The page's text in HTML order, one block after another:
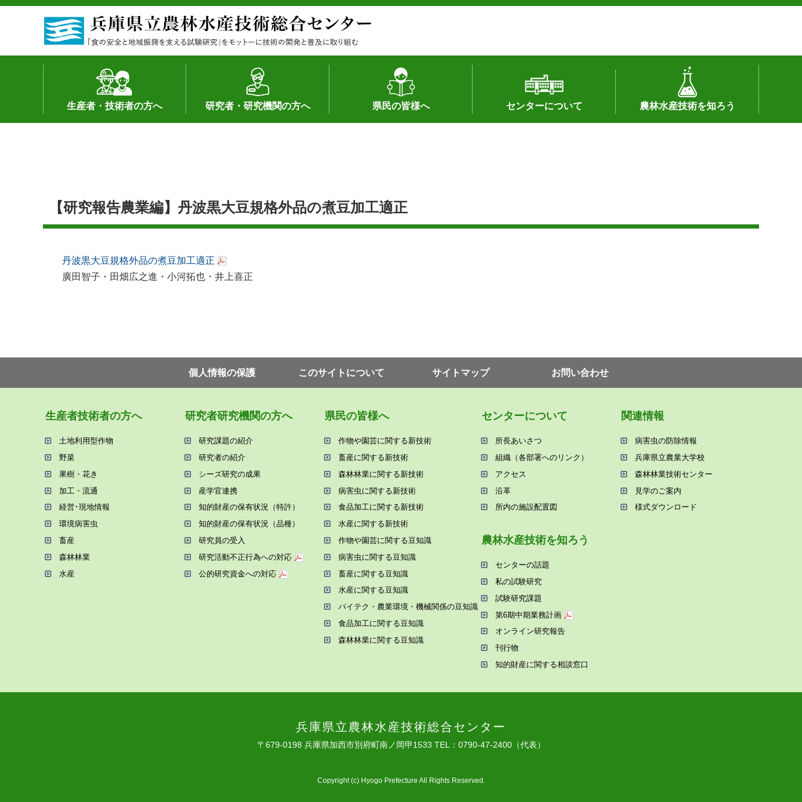
生産者・技術者の方へ
土地利用型作物
野菜
果樹・花き
加工・流通
経営･現地情報
環境病害虫
畜産
森林林業
水産
基幹種雄牛の紹介
研究者・研究機関の方へ
研究者の紹介
シーズ研究の成果
産学官連携
知的財産の保有状況（特許）
知的財産の保有状況（品種）
研究員の受入
研究活動不正行為への対応
公的研究資金への対応
県民の皆様へ
作物や園芸に関する新技術
畜産に関する新技術
森林林業に関する新技術
病害虫に関する新技術
食品加工に関する新技術
水産に関する新技術
作物や園芸に関する豆知識
病害虫に関する豆知識
畜産に関する豆知識
水産に関する豆知識
バイテク・農業環境・機械関係
食品加工に関する豆知識
森林林業に関する豆知識
センターについて
所長あいさつ
組織（各部署へのリンク）
アクセス
沿革
所内の施設配置図
農林水産技術を知ろう
センターの話題
私の試験研究
試験研究課題
第6期中期業務計画
オンライン研究報告
刊行物
知的財産に関する相談窓口
【研究報告農業編】丹波黒大豆規格外品の煮豆加工適正
丹波黒大豆規格外品の煮豆加工適正
廣田智子・田畑広之進・小河拓也・井上喜正
個⼈情報の保護 このサイトについて サイトマップ お問い合わせ
⽣産者技術者の⽅へ
⼟地利⽤型作物
野菜
果樹・花き
加⼯・流通
経営･現地情報
環境病害⾍
畜産
森林林業
⽔産
研究者研究機関の⽅へ
研究課題の紹介
研究者の紹介
シーズ研究の成果
産学官連携
知的財産の保有状況（特許）
知的財産の保有状況（品種）
研究員の受⼊
研究活動不正⾏為への対応
公的研究資金への対応
県⺠の皆様へ
作物や園芸に関する新技術
畜産に関する新技術
森林林業に関する新技術
病害⾍に関する新技術
⾷品加⼯に関する新技術
⽔産に関する新技術
作物や園芸に関する⾖知識
病害⾍に関する⾖知識
畜産に関する⾖知識
⽔産に関する⾖知識
バイテク・農業環境・機械関係の⾖知識
⾷品加⼯に関する⾖知識
森林林業に関する⾖知識
センターについて
所⻑あいさつ
組織（各部署へのリンク）
アクセス
沿⾰
所内の施設配置図
農林⽔産技術を知ろう
センターの話題
私の試験研究
試験研究課題
第6期中期業務計画
オンライン研究報告
刊⾏物
知的財産に関する相談窓⼝
関連情報
病害⾍の防除情報
兵庫県⽴農業⼤学校
森林林業技術センター
⾒学のご案内
様式ダウンロード
兵庫県⽴農林⽔産技術総合センター
〒679-0198 兵庫県加⻄市別府町南ノ岡甲1533 TEL：0790-47-2400（代表）
Copyright (c) Hyogo Prefecture All Rights Reserved.